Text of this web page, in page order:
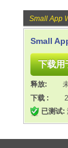
Small App
Small
释放:
下载 :
已测试: